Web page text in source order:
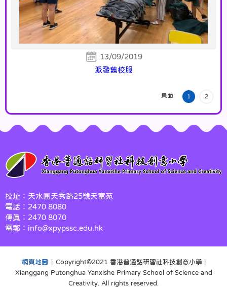
13/09/2019
派發舊校服
頁面: 1 2
校址：天水圍天秀路25號天富苑
電話：2470 8080
傳真：2470 8070
電郵：info@xpypssc.edu.hk
網頁地圖 | Copyright©️2021 香港普通話研習社科技創意小學 |
Xianggang Putonghua Yanxishe Primary School of Science and
Creativity. All rights reserved.